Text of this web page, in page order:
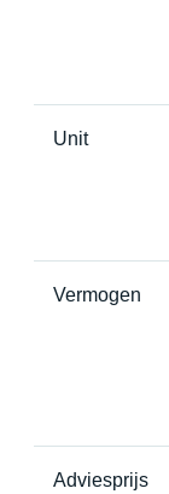
Unit
Vermogen
Adviesprijs